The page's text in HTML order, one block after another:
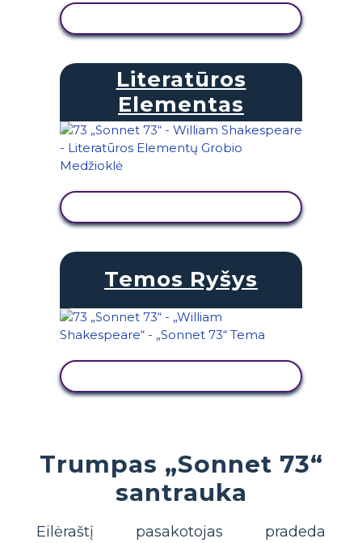
Literatūros
Elementas
Temos Ryšys
Trumpas „Sonnet 73“
santrauka
Eilėraštį pasakotojas pradeda